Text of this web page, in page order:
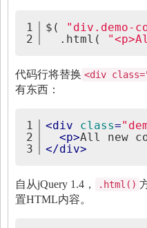
1
2
$( "div.demo-
  .html(
代码行将替换 <div
有东西：
1
2
3
<div class=
<p>All new
</div>
自从jQuery 1.4， .html()
置HTML内容。